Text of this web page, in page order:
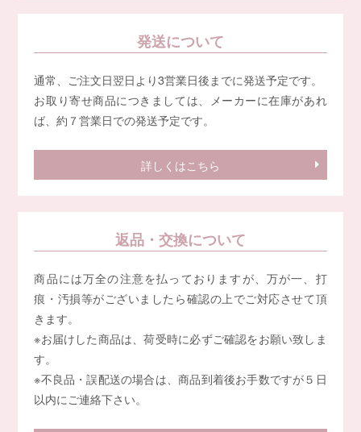
発送について
通常、ご注文日翌日より3営業日後までに発送予定です。
お取り寄せ商品につきましては、メーカーに在庫があれ
ば、約７営業日での発送予定です。
詳しくはこちら
返品・交換について
商品には万全の注意を払っておりますが、万が一、打
痕・汚損等がございましたら確認の上でご対応させて頂
きます。
※お届けした商品は、荷受時に必ずご確認をお願い致しま
す。
※不良品・誤配送の場合は、商品到着後お手数ですが５日
以内にご連絡下さい。